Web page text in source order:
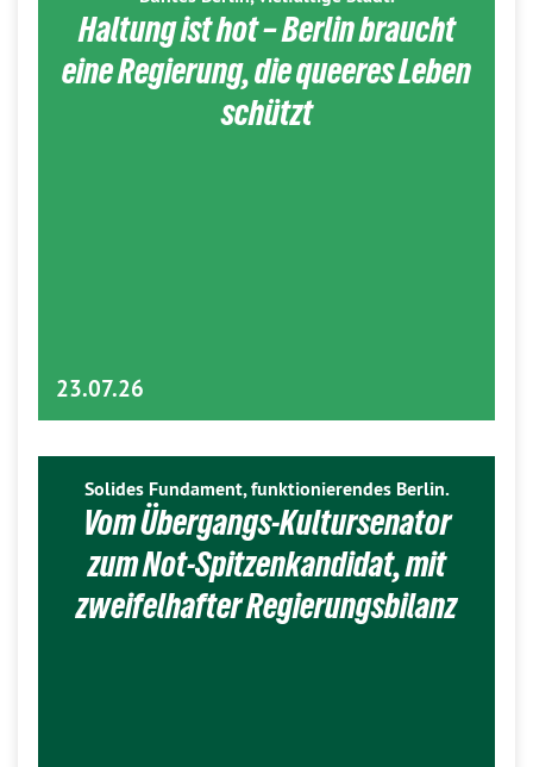
Haltung ist hot – Berlin braucht
eine Regierung, die queeres Leben
schützt
23.07.26
Solides Fundament, funktionierendes Berlin.
Vom Übergangs-Kultursenator
zum Not-Spitzenkandidat, mit
zweifelhafter Regierungsbilanz